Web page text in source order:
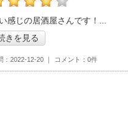
「鮮魚・串天 いそ兵衛」おすす
感じの居酒屋さんです！
きを見る
2022-12-20 コメント 0件